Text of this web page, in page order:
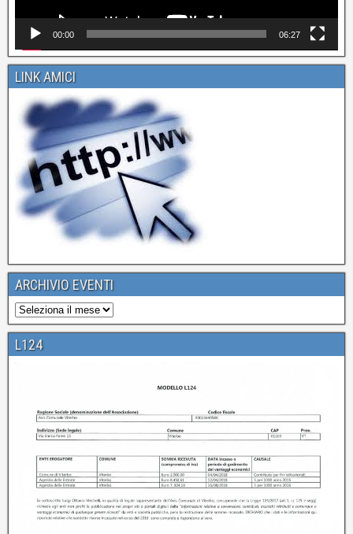
00:00 06:27
LINK AMICI
ARCHIVIO EVENTI
L124